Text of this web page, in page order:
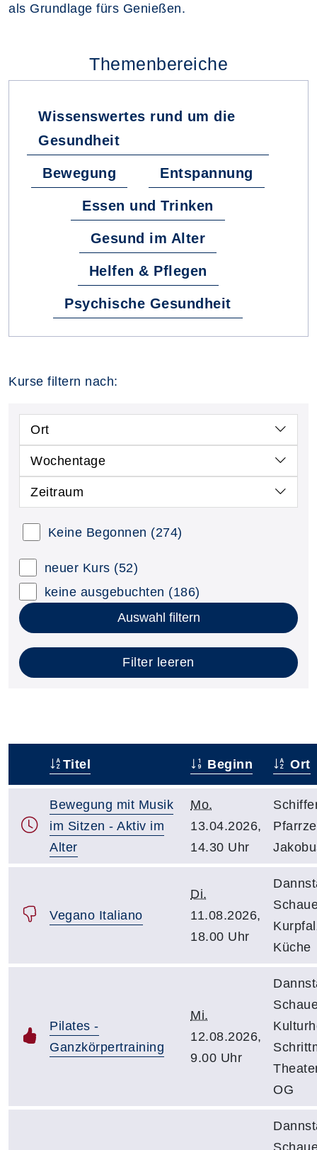
als Grundlage fürs Genießen.
Themenbereiche
Wissenswertes rund um die
Gesundheit
Bewegung Entspannung
Essen und Trinken
Gesund im Alter
Helfen & Pflegen
Psychische Gesundheit
Kurse filtern nach:
Ort
Wochentage
Zeitraum
Keine Begonnen (274)
neuer Kurs (52)
keine ausgebuchten (186)
Auswahl filtern
Filter leeren
Titel Beginn Ort
Bewegung mit Musik
im Sitzen - Aktiv im
Alter
Mo.
13.04.2026,
14.30 Uhr
Vegano Italiano
Di.
11.08.2026,
18.00 Uhr
Küche
Pilates -
Ganzkörpertraining
Mi.
12.08.2026,
9.00 Uhr
OG